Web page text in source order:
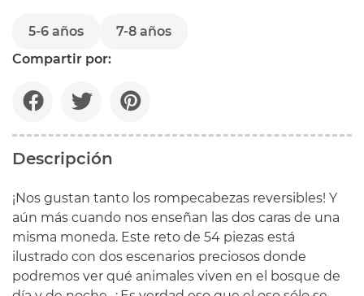
5-6 años
7-8 años
Compartir por:
Descripción
¡Nos gustan tanto los rompecabezas reversibles! Y
aún más cuando nos enseñan las dos caras de una
misma moneda. Este reto de 54 piezas está
ilustrado con dos escenarios preciosos donde
podremos ver qué animales viven en el bosque de